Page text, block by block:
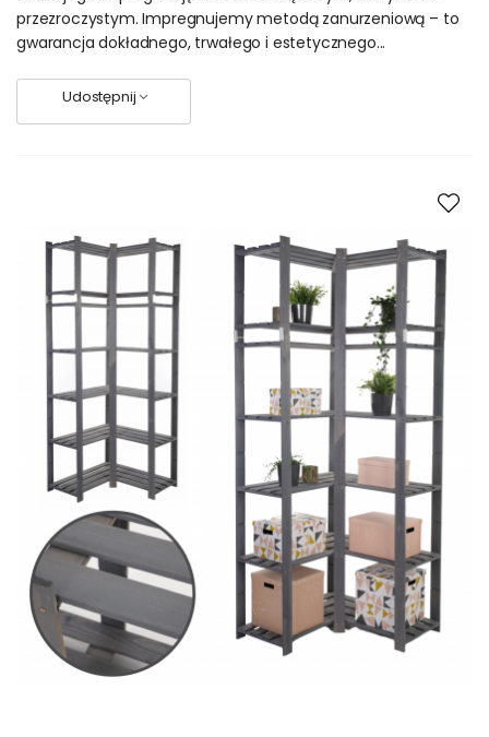
naturalnym pięknem drewna. Są solidnie wykonane.
Dedykowane rozmaitym pomieszczeniom. Sprawdzą się
piwnicy. W tej kategorii znajdziesz:
Regał na książki
leżniami na wino czy na skrzynki
Skrzynię drewnianą w formie kufra,
Nowoczesne meble modułowe
Szafki o rozmaitej konstrukcji z kolekcji RSKL: Modele na
książki, ubrania, dekoracje i bibeloty
Klasyczne regały z drewna do różnych wnętrz.
Drewniane skrzynie na
pościel – kufry
Skrzynia drewniana od wieków pełni rolę praktycznego
pojemnika i ozdoby wnętrz.
Kufer o półokrągłym wieku lub
skrzynie drewniane z płaską pokrywą. To rozwiązanie nie tylko
praktyczne, ale i dekoracyjne. W sypialniskrzynia na pościel
pomieści koce i poduszki. W salonie sprawdzi się jako
siedzisko lub ława. Nadaje się jako magazyn na nie
mieszczące się półkach książki i pamiątki. W pokoju
dziecięcym stanie się schowkiem na zabawki i książki. Kufer
(drewniana skrzynia w klasycznym stylu), dzięki swojej prostej
przezroczystym. Impregnujemy metodą zanurzeniową – to
gwarancja dokładnego, trwałego i estetycznego...
Udostępnij